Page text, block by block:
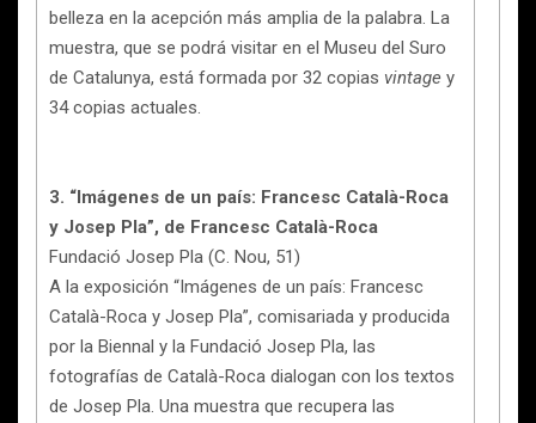
belleza en la acepción más amplia de la palabra. La
muestra, que se podrá visitar en el Museu del Suro
de Catalunya, está formada por 32 copias vintage y
34 copias actuales.
3. “Imágenes de un país: Francesc Català-Roca
y Josep Pla”, de Francesc Català-Roca
Fundació Josep Pla (C. Nou, 51)
A la exposición “Imágenes de un país: Francesc
Català-Roca y Josep Pla”, comisariada y producida
por la Biennal y la Fundació Josep Pla, las
fotografías de Català-Roca dialogan con los textos
de Josep Pla. Una muestra que recupera las